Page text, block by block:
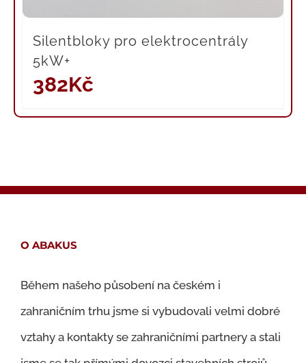
Silentbloky pro elektrocentrály
5kW+
382Kč
O ABAKUS
Během našeho působení na českém i
zahraničním trhu jsme si vybudovali velmi dobré
vztahy a kontakty se zahraničními partnery a stali